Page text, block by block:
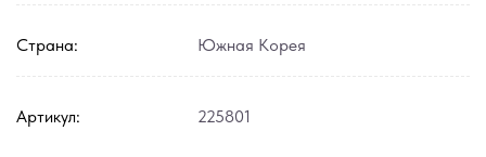
Страна: Южная Корея
Артикул: 225801